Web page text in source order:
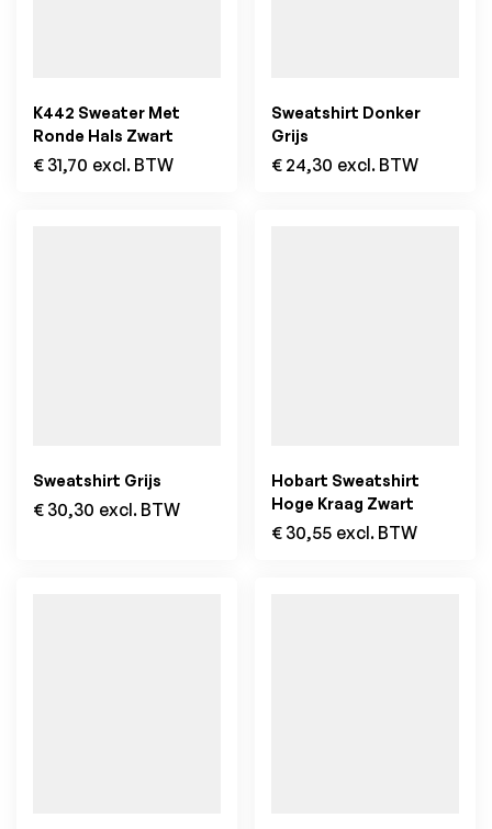
K442 Sweater Met
Ronde Hals Zwart
€ 31,70 excl. BTW
Sweatshirt Donker
Grijs
€ 24,30 excl. BTW
Sweatshirt Grijs
€ 30,30 excl. BTW
Hobart Sweatshirt
Hoge Kraag Zwart
€ 30,55 excl. BTW